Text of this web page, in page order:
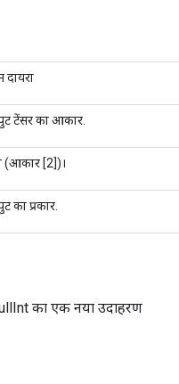
दायरा
टेंसर का आकार.
(आकार [2])।
का प्रकार.
का एक नया उदाहरण